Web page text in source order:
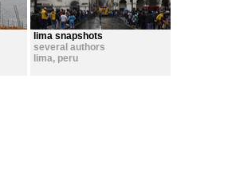
lima snapshots
several authors
lima, peru